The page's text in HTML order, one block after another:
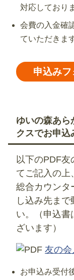
対応しており
会費の入金確
ていただきま
申込みフ
ゆいの森あら
クスでお申込
以下のPDF友
てご記入の上
総合カウンタ
し込み先ま
い。（申込書
ざいます）
友の会
お申込み受付